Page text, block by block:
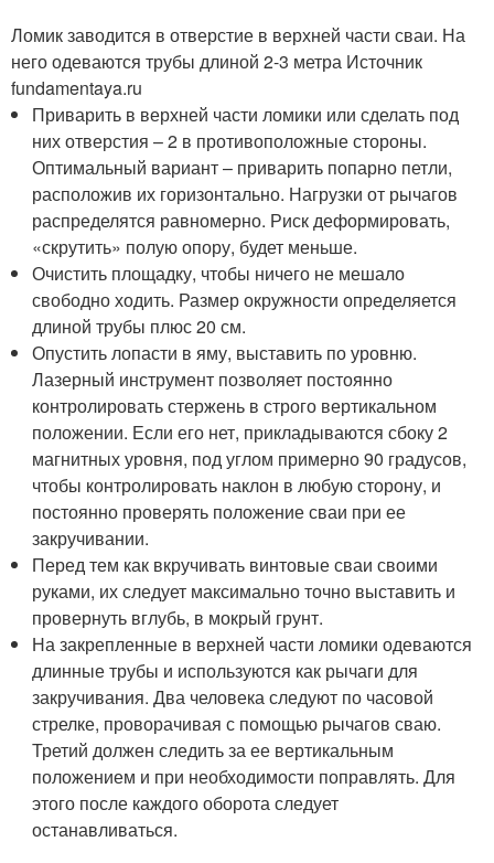
Ломик заводится в отверстие в верхней части сваи. На
него одеваются трубы длиной 2-3 метра Источник
fundamentaya.ru
Приварить в верхней части ломики или сделать под
них отверстия – 2 в противоположные стороны.
Оптимальный вариант – приварить попарно петли,
расположив их горизонтально. Нагрузки от рычагов
распределятся равномерно. Риск деформировать,
«скрутить» полую опору, будет меньше.
Очистить площадку, чтобы ничего не мешало
свободно ходить. Размер окружности определяется
длиной трубы плюс 20 см.
Опустить лопасти в яму, выставить по уровню.
Лазерный инструмент позволяет постоянно
контролировать стержень в строго вертикальном
положении. Если его нет, прикладываются сбоку 2
магнитных уровня, под углом примерно 90 градусов,
чтобы контролировать наклон в любую сторону, и
постоянно проверять положение сваи при ее
закручивании.
Перед тем как вкручивать винтовые сваи своими
руками, их следует максимально точно выставить и
провернуть вглубь, в мокрый грунт.
На закрепленные в верхней части ломики одеваются
длинные трубы и используются как рычаги для
закручивания. Два человека следуют по часовой
стрелке, проворачивая с помощью рычагов сваю.
Третий должен следить за ее вертикальным
положением и при необходимости поправлять. Для
этого после каждого оборота следует
останавливаться.